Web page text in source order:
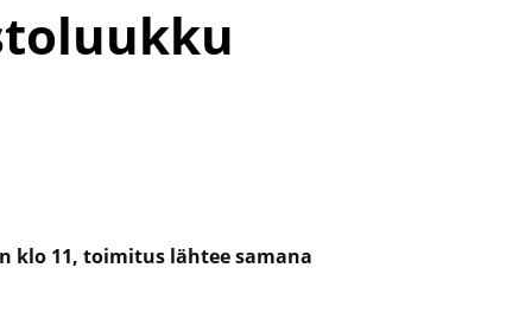
klo 11, toimitus lähtee samana